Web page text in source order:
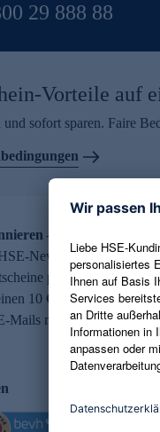
29 888 88
Vorteile auf
sofort sparen. Faire
– 10 € Gutschein
Newsletter abonnieren
per E-Mail
10 € Gutschein. Eine
Mails möglich.